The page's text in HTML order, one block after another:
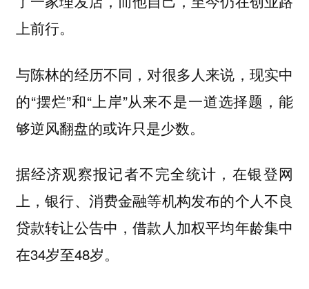
上前行。
与陈林的经历不同，对很多人来说，现实中
的“摆烂”和“上岸”从来不是一道选择题，能
够逆风翻盘的或许只是少数。
据经济观察报记者不完全统计，在银登网
上，银行、消费金融等机构发布的个人不良
贷款转让公告中，借款人加权平均年龄集中
在34岁至48岁。